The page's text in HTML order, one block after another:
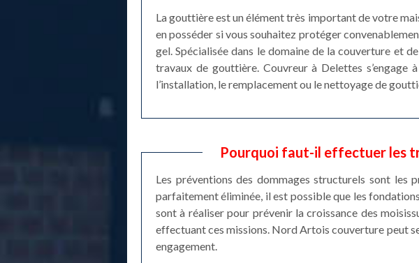
La gouttière est un élément très important de votre
en posséder si vous souhaitez protéger
gel. Spécialisée dans le domaine de la couverture et
travaux de gouttière. Couvreur à Delettes
l’installation, le remplacement ou le nettoyage de
Pourquoi faut-il effectuer les
Les préventions des dommages structurels sont les
parfaitement éliminée, il est possible que les
sont à réaliser pour prévenir la croissance des
effectuant ces missions. Nord Artois couverture peut
engagement.